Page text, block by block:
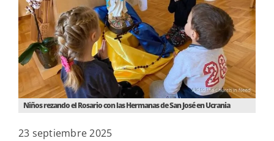
23 septiembre 2025
Niños rezando el Rosario con las Hermanas de San José en Ucrania